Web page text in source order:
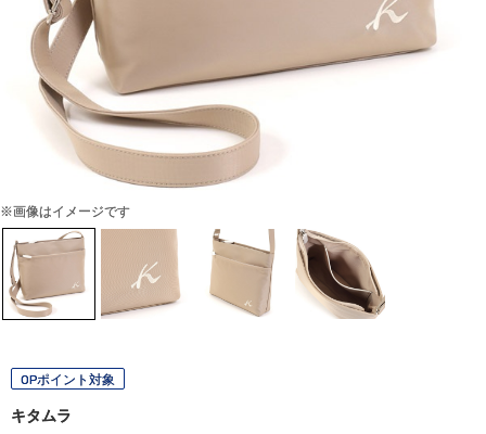
※画像はイメージです
OPポイント対象
キタムラ